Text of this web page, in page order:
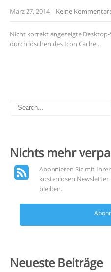
März 27, 2014 | Keine
Nicht korrekt angezeigte
durch löschen des Icon Cache...
Nichts mehr
Abonnieren Sie mit
kostenlosen Newsletter
bleiben.
Neueste Beiträge